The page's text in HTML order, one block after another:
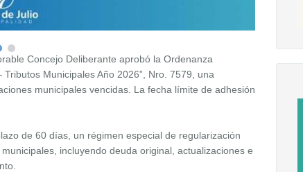
Concejo Deliberante aprobó la Ordenanza
Municipales Año 2026”, Nro. 7579, una
municipales vencidas. La fecha límite de adhesión
de 60 días, un régimen especial de regularización
incluyendo deuda original, actualizaciones e